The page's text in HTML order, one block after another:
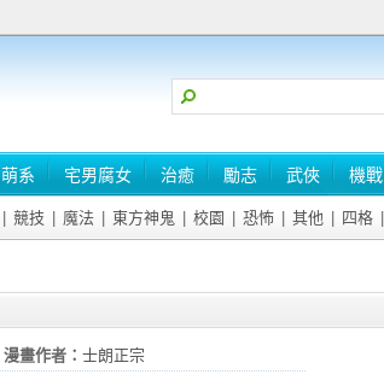
萌系 宅男腐女 治癒 勵志 武俠 機戰
競技 魔法 東方神鬼 校園 恐怖 其他 四格
漫畫作者： 士朗正宗